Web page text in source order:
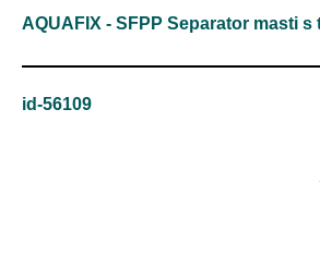
AQUAFIX - SFPP Separator masti s
id-56109